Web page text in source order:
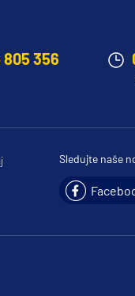
805 356
Sledujte naše